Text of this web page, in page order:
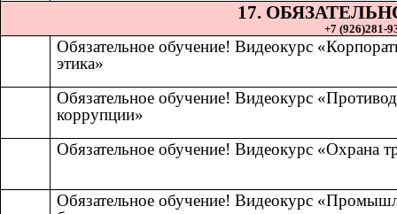
17.
+7 (926)281-
Обязательное обучение! Видеокурс
этика»
Обязательное обучение! Видеокурс
коррупции»
Обязательное обучение! Видеокурс «Охрана
Обязательное обучение! Видеокурс